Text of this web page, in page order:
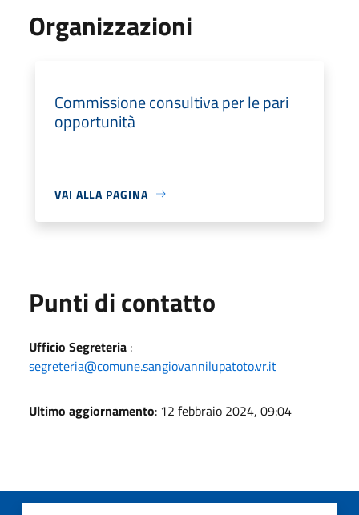
Organizzazioni
Commissione consultiva per le pari
opportunità
VAI ALLA PAGINA
Punti di contatto
Ufficio Segreteria :
segreteria@comune.sangiovannilupatoto.vr.it
Ultimo aggiornamento: 12 febbraio 2024, 09:04